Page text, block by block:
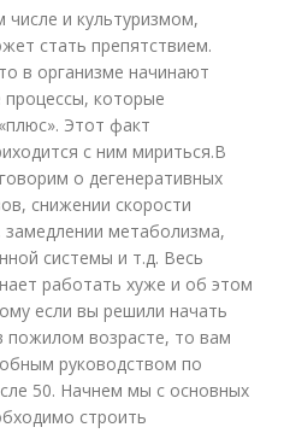
и культуризмом,
стать препятствием.
в организме начинают
которые
Этот факт
с ним мириться.В
о дегенеративных
снижении скорости
замедлении метаболизма,
системы и т.д. Весь
работать хуже и об этом
если вы решили начать
пожилом возрасте, то вам
руководством по
50. Начнем мы с основных
строить